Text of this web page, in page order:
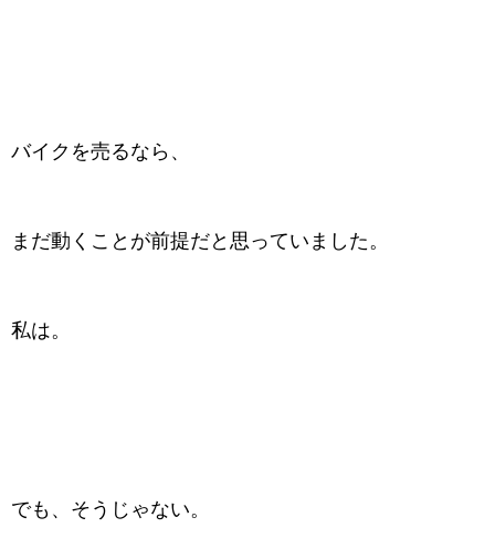
バイクを売るなら、
まだ動くことが前提だと思っていました。
私は。
でも、そうじゃない。